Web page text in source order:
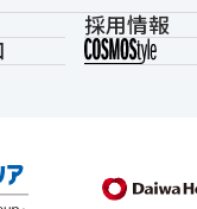
採用情報